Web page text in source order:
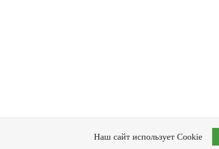
Наш сайт использует Cookie